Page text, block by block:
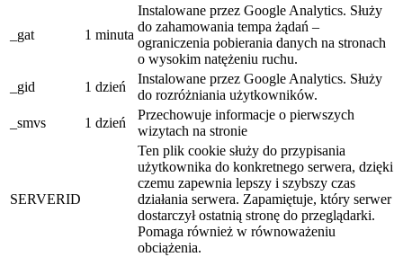
_gat 1 minuta
Instalowane przez Google Analytics. Służy
do zahamowania tempa żądań –
ograniczenia pobierania danych na stronach
o wysokim natężeniu ruchu.
_gid
1 dzień
Instalowane przez Google Analytics. Służy
do rozróżniania użytkowników.
_smvs
1 dzień
Przechowuje informacje o pierwszych
wizytach na stronie
SERVERID
Ten plik cookie służy do przypisania
użytkownika do konkretnego serwera, dzięki
czemu zapewnia lepszy i szybszy czas
działania serwera. Zapamiętuje, który serwer
dostarczył ostatnią stronę do przeglądarki.
Pomaga również w równoważeniu
obciążenia.